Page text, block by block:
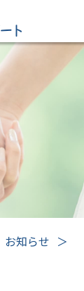
お知らせ ＞